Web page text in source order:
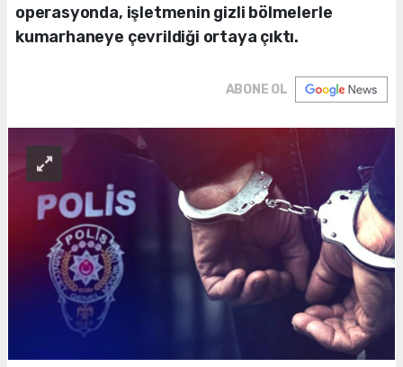
operasyonda, işletmenin gizli bölmelerle
kumarhaneye çevrildiği ortaya çıktı.
ABONE OL